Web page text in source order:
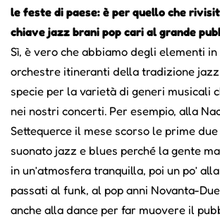
le feste di paese: è per quello che
chiave jazz brani pop cari al grande
Sì, è vero che abbiamo degli elementi
orchestre itineranti della tradizione
specie per la varietà di generi musicali
nei nostri concerti. Per esempio, alla
Settequerce il mese scorso le prime
suonato jazz e blues perché la gente
in un’atmosfera tranquilla, poi un po’
passati al funk, al pop anni Novanta-
anche alla dance per far muovere il